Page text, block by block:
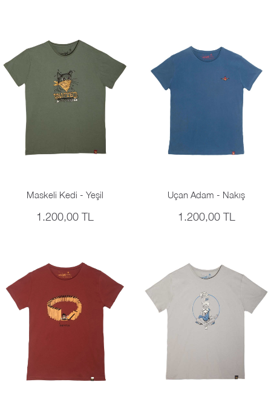
Maskeli Kedi - Yeşil
1.200,00 TL
Uçan Adam - Nakış
1.200,00 TL